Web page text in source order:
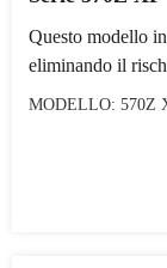
Questo modello
eliminando il
MODELLO: 570Z